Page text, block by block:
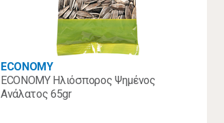
ECONOMY
ECONOMY Ηλιόσπορος Ψημένος
Ανάλατος 65gr